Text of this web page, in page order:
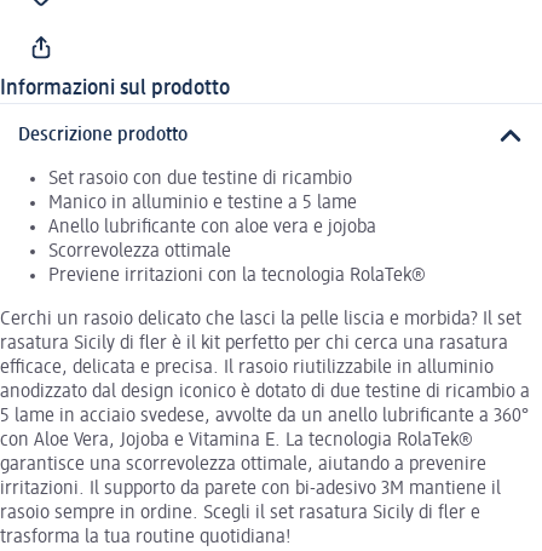
Informazioni sul prodotto
Descrizione prodotto
Set rasoio con due testine di ricambio
Manico in alluminio e testine a 5 lame
Anello lubrificante con aloe vera e jojoba
Scorrevolezza ottimale
Previene irritazioni con la tecnologia RolaTek®
Cerchi un rasoio delicato che lasci la pelle liscia e morbida? Il set
rasatura Sicily di fler è il kit perfetto per chi cerca una rasatura
efficace, delicata e precisa. Il rasoio riutilizzabile in alluminio
anodizzato dal design iconico è dotato di due testine di ricambio a
5 lame in acciaio svedese, avvolte da un anello lubrificante a 360°
con Aloe Vera, Jojoba e Vitamina E. La tecnologia RolaTek®
garantisce una scorrevolezza ottimale, aiutando a prevenire
irritazioni. Il supporto da parete con bi-adesivo 3M mantiene il
rasoio sempre in ordine. Scegli il set rasatura Sicily di fler e
trasforma la tua routine quotidiana!